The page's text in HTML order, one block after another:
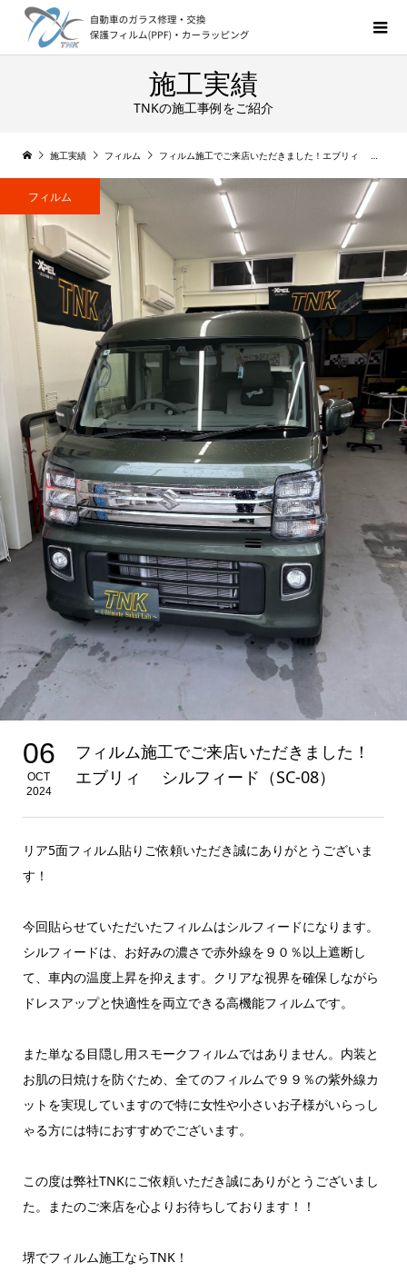
施工実績
TNKの施工事例をご紹介
施工実績 フィルム フィルム施工でご来店いただきました！エブリィ シルフィード（SC-08）
フィルム
06
OCT
2024
フィルム施工でご来店いただきました！
エブリィ シルフィード（SC-08）
リア5面フィルム貼りご依頼いただき誠にありがとうございま
す！
今回貼らせていただいたフィルムはシルフィードになります。
シルフィードは、お好みの濃さで赤外線を９０％以上遮断し
て、車内の温度上昇を抑えます。クリアな視界を確保しながら
ドレスアップと快適性を両立できる高機能フィルムです。
また単なる目隠し用スモークフィルムではありません。内装と
お肌の日焼けを防ぐため、全てのフィルムで９９％の紫外線カ
ットを実現していますので特に女性や小さいお子様がいらっし
ゃる方には特におすすめでございます。
この度は弊社TNKにご依頼いただき誠にありがとうございまし
た。またのご来店を心よりお待ちしております！！
堺でフィルム施工ならTNK！